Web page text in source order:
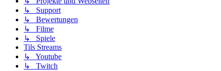
↳ Support
↳ Bewertungen
↳ Filme
↳ Spiele
Tils Streams
↳ Youtube
↳ Twitch